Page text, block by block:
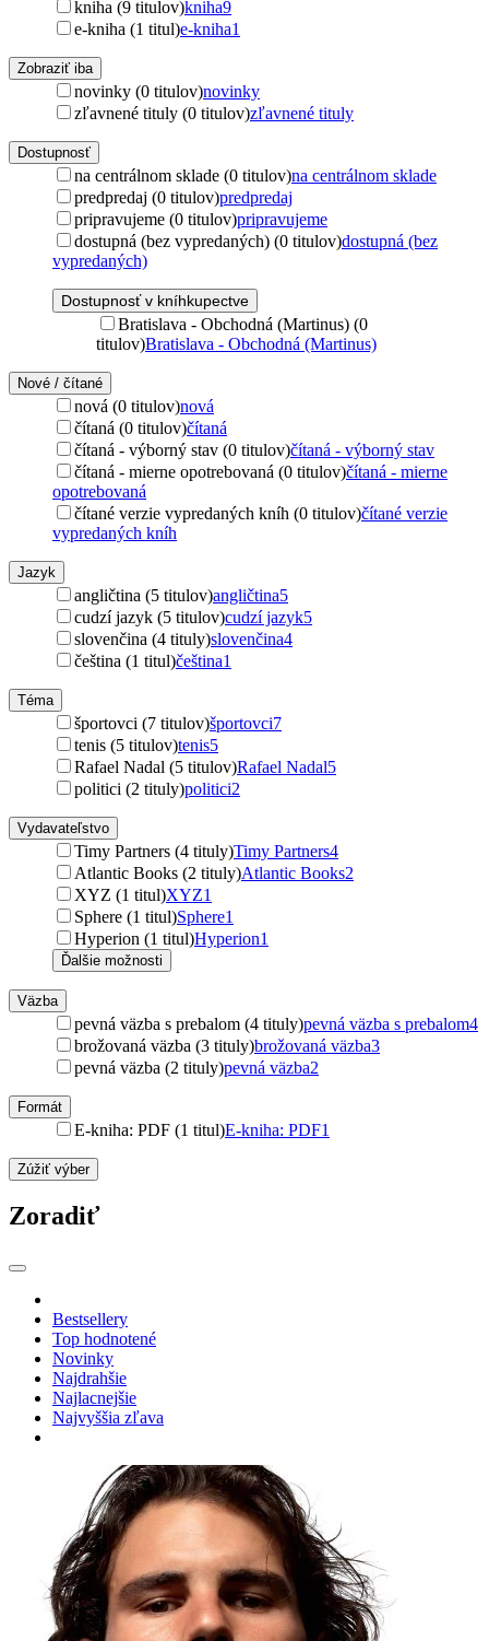
kniha (9 titulov)kniha9
e-kniha (1 titul)e-kniha1
Zobraziť iba
novinky (0 titulov)novinky
zľavnené tituly (0 titulov)zľavnené tituly
Dostupnosť
na centrálnom sklade (0 titulov)na centrálnom sklade
predpredaj (0 titulov)predpredaj
pripravujeme (0 titulov)pripravujeme
dostupná (bez vypredaných) (0 titulov)dostupná (bez
vypredaných)
Dostupnosť v kníhkupectve
Bratislava - Obchodná (Martinus) (0
titulov)Bratislava - Obchodná (Martinus)
Nové / čítané
nová (0 titulov)nová
čítaná (0 titulov)čítaná
čítaná - výborný stav (0 titulov)čítaná - výborný stav
čítaná - mierne opotrebovaná (0 titulov)čítaná - mierne
opotrebovaná
čítané verzie vypredaných kníh (0 titulov)čítané verzie
vypredaných kníh
Jazyk
angličtina (5 titulov)angličtina5
cudzí jazyk (5 titulov)cudzí jazyk5
slovenčina (4 tituly)slovenčina4
čeština (1 titul)čeština1
Téma
športovci (7 titulov)športovci7
tenis (5 titulov)tenis5
Rafael Nadal (5 titulov)Rafael Nadal5
politici (2 tituly)politici2
Vydavateľstvo
Timy Partners (4 tituly)Timy Partners4
Atlantic Books (2 tituly)Atlantic Books2
XYZ (1 titul)XYZ1
Sphere (1 titul)Sphere1
Hyperion (1 titul)Hyperion1
Ďalšie možnosti
Väzba
pevná väzba s prebalom (4 tituly)pevná väzba s prebalom4
brožovaná väzba (3 tituly)brožovaná väzba3
pevná väzba (2 tituly)pevná väzba2
Formát
E-kniha: PDF (1 titul)E-kniha: PDF1
Zúžiť výber
Zoradiť
Bestsellery
Top hodnotené
Novinky
Najdrahšie
Najlacnejšie
Najvyššia zľava